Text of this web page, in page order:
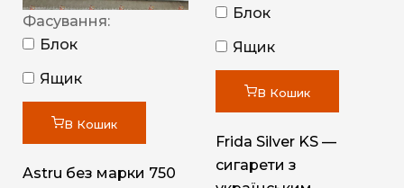
Фасування:
Блок
Ящик
В Кошик
Astru без марки 750
Блок
Ящик
В Кошик
Frida Silver KS —
сигарети з